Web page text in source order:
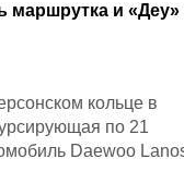
маршрутка и «Деу»
кольце в
по 21
Daewoo